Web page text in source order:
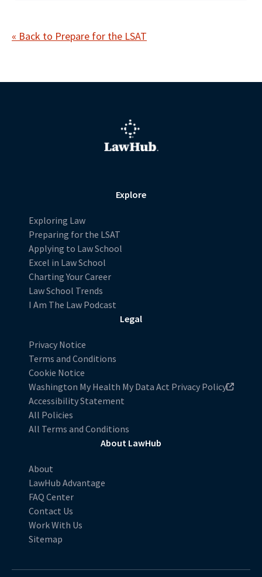
« Back to Prepare for the LSAT
Explore
Exploring Law
Preparing for the LSAT
Applying to Law School
Excel in Law School
Charting Your Career
Law School Trends
I Am The Law Podcast
Legal
Privacy Notice
Terms and Conditions
Cookie Notice
Washington My Health My Data Act Privacy Policy
Accessibility Statement
All Policies
All Terms and Conditions
About LawHub
About
LawHub Advantage
FAQ Center
Contact Us
Work With Us
Sitemap